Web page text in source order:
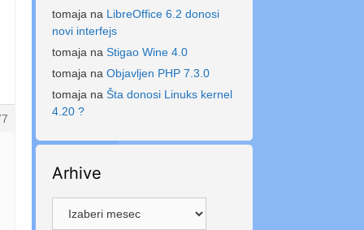
tomaja na LibreOffice 6.2 donosi
novi interfejs
tomaja na Stigao Wine 4.0
tomaja na Objavljen PHP 7.3.0
tomaja na Šta donosi Linuks kernel
4.20 ?
Arhive